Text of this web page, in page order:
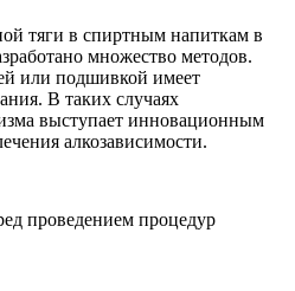
тяги в спиртным напиткам в
множество методов.
или подшивкой имеет
В таких случаях
выступает инновационным
алкозависимости.
проведением процедур